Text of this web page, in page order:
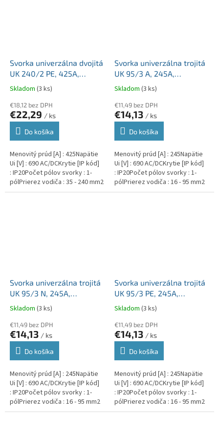
Svorka univerzálna dvojitá
UK 240/2 PE, 425A,
2x240mm2 1pól., AL/CU,
krytá, zeleno-žltá, na DIN
a Montážnu dosku
Skladom (3 ks)
€18,12 bez DPH
€22,29 / ks
Do košíka
Menovitý prúd [A] : 425Napätie
Ui [V] : 690 AC/DCKrytie [IP kód]
: IP20Počet pólov svorky : 1-
pólPrierez vodiča : 35 - 240 mm2
Svorka univerzálna trojitá
UK 95/3 A, 245A,
3x95mm2 1pól., AL/CU,
krytá, sivá, na DIN a
Montážnu dosku
Skladom (3 ks)
€11,49 bez DPH
€14,13 / ks
Do košíka
Menovitý prúd [A] : 245Napätie
Ui [V] : 690 AC/DCKrytie [IP kód]
: IP20Počet pólov svorky : 1-
pólPrierez vodiča : 16 - 95 mm2
Svorka univerzálna trojitá
UK 95/3 N, 245A,
3x95mm2 1pól., AL/CU,
krytá, modrá, na DIN a
Montážnu dosku
Skladom (3 ks)
€11,49 bez DPH
€14,13 / ks
Do košíka
Menovitý prúd [A] : 245Napätie
Ui [V] : 690 AC/DCKrytie [IP kód]
: IP20Počet pólov svorky : 1-
pólPrierez vodiča : 16 - 95 mm2
Svorka univerzálna trojitá
UK 95/3 PE, 245A,
3x95mm2 1pól., AL/CU,
krytá, zeleno-žltá, na DIN
a Montážnu dosku
Skladom (3 ks)
€11,49 bez DPH
€14,13 / ks
Do košíka
Menovitý prúd [A] : 245Napätie
Ui [V] : 690 AC/DCKrytie [IP kód]
: IP20Počet pólov svorky : 1-
pólPrierez vodiča : 16 - 95 mm2